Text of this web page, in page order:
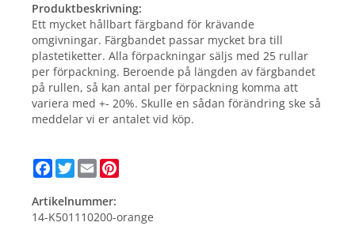
Produktbeskrivning:
Ett mycket hållbart färgband för krävande
omgivningar. Färgbandet passar mycket bra till
plastetiketter. Alla förpackningar säljs med 25 rullar
per förpackning. Beroende på längden av färgbandet
på rullen, så kan antal per förpackning komma att
variera med +- 20%. Skulle en sådan förändring ske så
meddelar vi er antalet vid köp.
Facebook
Twitter
Email
Artikelnummer:
14-K501110200-orange